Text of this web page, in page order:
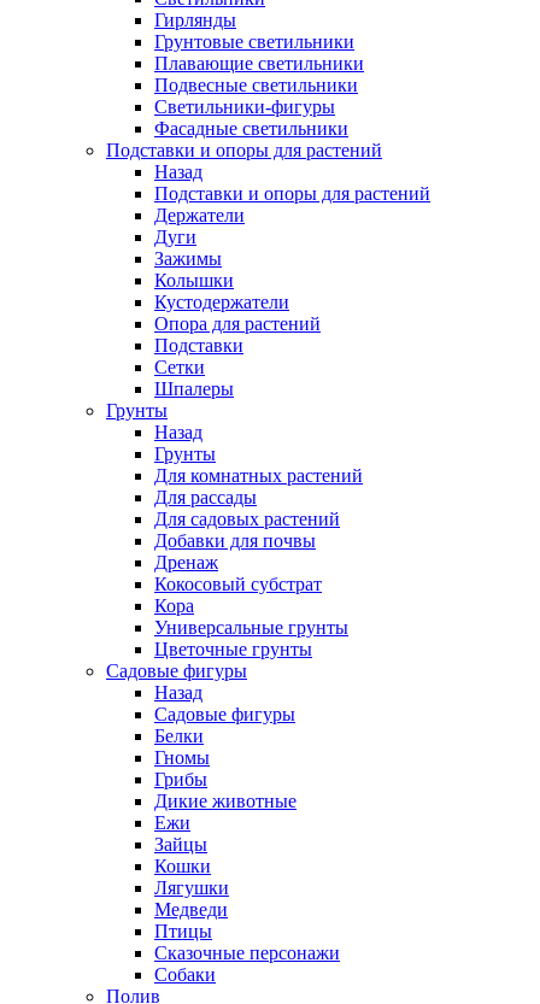
Гирлянды
Грунтовые светильники
Плавающие светильники
Подвесные светильники
Светильники-фигуры
Фасадные светильники
Подставки и опоры для растений
Назад
Подставки и опоры для растений
Держатели
Дуги
Зажимы
Колышки
Кустодержатели
Опора для растений
Подставки
Сетки
Шпалеры
Грунты
Назад
Грунты
Для комнатных растений
Для рассады
Для садовых растений
Добавки для почвы
Дренаж
Кокосовый субстрат
Кора
Универсальные грунты
Цветочные грунты
Садовые фигуры
Назад
Садовые фигуры
Белки
Гномы
Грибы
Дикие животные
Ежи
Зайцы
Кошки
Лягушки
Медведи
Птицы
Сказочные персонажи
Собаки
Полив